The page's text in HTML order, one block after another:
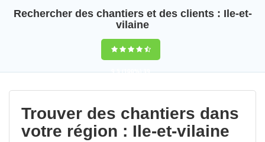
Rechercher des chantiers et des clients : Ile-et-
vilaine
9,5(100%)39
votes
Trouver des chantiers dans
votre région : Ile-et-vilaine